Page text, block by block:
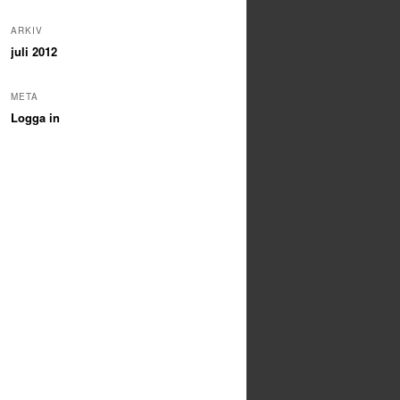
ARKIV
juli 2012
META
Logga in